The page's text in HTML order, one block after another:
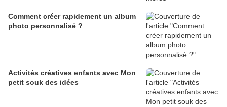
Comment créer rapidement un album
photo personnalisé ?
Activités créatives enfants avec Mon
petit souk des idées